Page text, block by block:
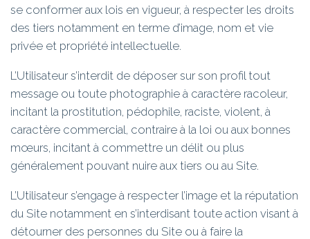
se conformer aux lois en vigueur, à respecter les droits
des tiers notamment en terme d’image, nom et vie
privée et propriété intellectuelle.
L’Utilisateur s’interdit de déposer sur son profil tout
message ou toute photographie à caractère racoleur,
incitant la prostitution, pédophile, raciste, violent, à
caractère commercial, contraire à la loi ou aux bonnes
mœurs, incitant à commettre un délit ou plus
généralement pouvant nuire aux tiers ou au Site.
L’Utilisateur s’engage à respecter l’image et la réputation
du Site notamment en s’interdisant toute action visant à
détourner des personnes du Site ou à faire la